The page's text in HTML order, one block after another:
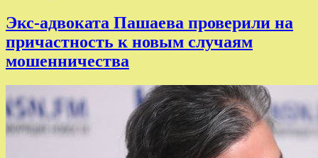
Экс-адвоката Пашаева проверили на
причастность к новым случаям
мошенничества